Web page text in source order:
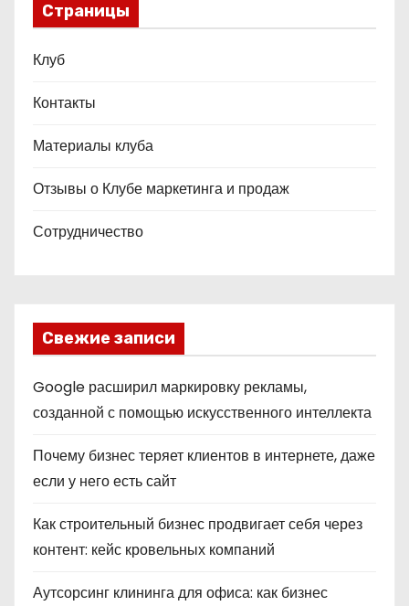
Страницы
Клуб
Контакты
Материалы клуба
Отзывы о Клубе маркетинга и продаж
Сотрудничество
Свежие записи
Google расширил маркировку рекламы,
созданной с помощью искусственного интеллекта
Почему бизнес теряет клиентов в интернете, даже
если у него есть сайт
Как строительный бизнес продвигает себя через
контент: кейс кровельных компаний
Аутсорсинг клининга для офиса: как бизнес